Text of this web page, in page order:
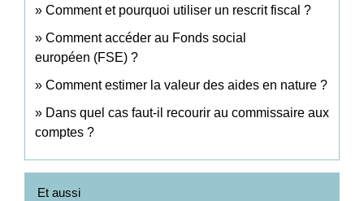
Comment et pourquoi utiliser un rescrit fiscal ?
Comment accéder au Fonds social
européen (FSE) ?
Comment estimer la valeur des aides en nature ?
Dans quel cas faut-il recourir au commissaire aux
comptes ?
Et aussi